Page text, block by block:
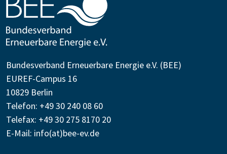
Bundesverband Erneuerbare Energie e.V. (BEE)
EUREF-Campus 16
10829 Berlin
Telefon: +49 30 240 08 60
Telefax: +49 30 275 8170 20
E-Mail: info(at)bee-ev.de